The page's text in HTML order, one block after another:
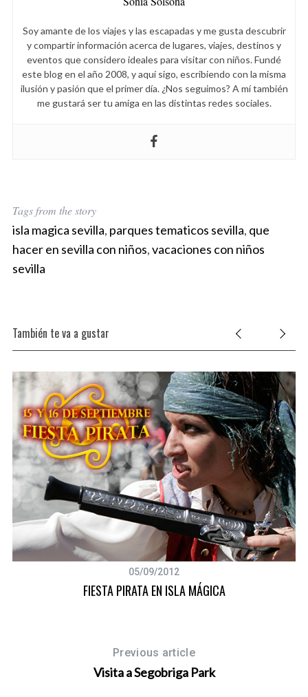
Soy amante de los viajes y las escapadas y me gusta descubrir
y compartir información acerca de lugares, viajes, destinos y
eventos que considero ideales para visitar con niños. Fundé
este blog en el año 2008, y aquí sigo, escribiendo con la misma
ilusión y pasión que el primer día. ¿Nos seguimos? A mí también
me gustará ser tu amiga en las distintas redes sociales.
Tags from the story
isla magica sevilla, parques tematicos sevilla, que
hacer en sevilla con niños,vacaciones con niños
sevilla
También te va a gustar
05/09/2012
FIESTA PIRATA EN ISLA MÁGICA
Previous article
Visita a Segobriga Park
h
f
o
r
: